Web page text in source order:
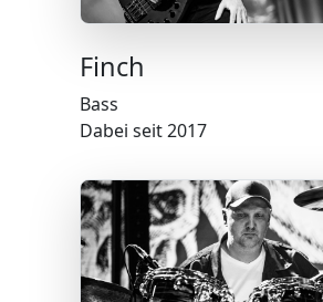
Finch
Bass
Dabei seit 2017